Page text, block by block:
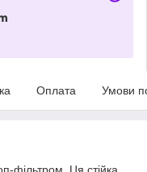
Оплата Умови
фільтром. Ця стійка